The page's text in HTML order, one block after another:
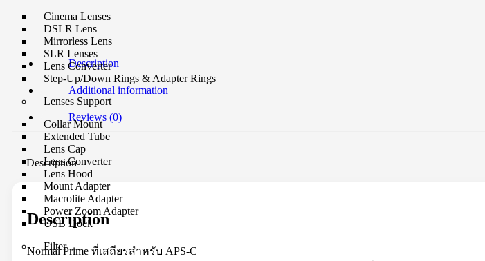
Cinema Lenses
DSLR Lens
Mirrorless Lens
SLR Lenses
Lens Converter
Step-Up/Down Rings & Adapter Rings
Lenses Support
Collar Mount
Extended Tube
Lens Cap
Lens Converter
Lens Hood
Mount Adapter
Macrolite Adapter
Power Zoom Adapter
USB Dock
Filter
Description
Additional information
Reviews (0)
Description
Description
Normal Prime ที่เสถียรสำหรับ APS-C